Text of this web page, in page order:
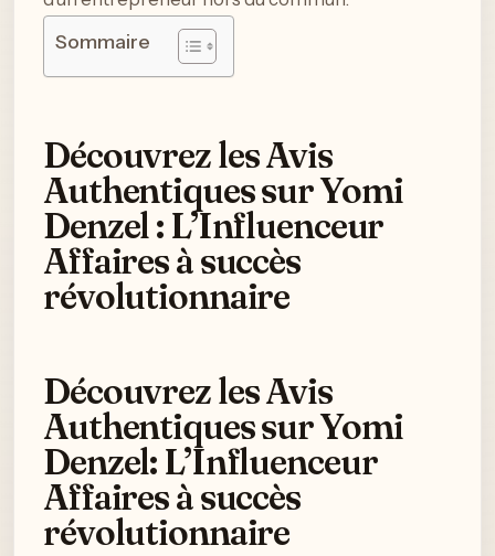
Sommaire
Découvrez les Avis
Authentiques sur Yomi
Denzel : L’Influenceur
Affaires à succès
révolutionnaire
Découvrez les Avis
Authentiques sur Yomi
Denzel: L’Influenceur
Affaires à succès
révolutionnaire